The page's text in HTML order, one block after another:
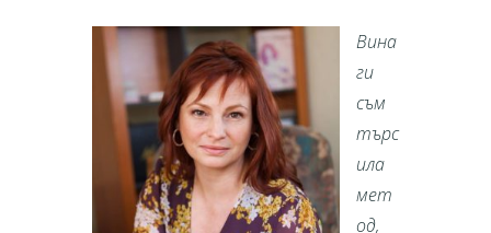
Вина
ги
съм
търс
ила
мет
од,